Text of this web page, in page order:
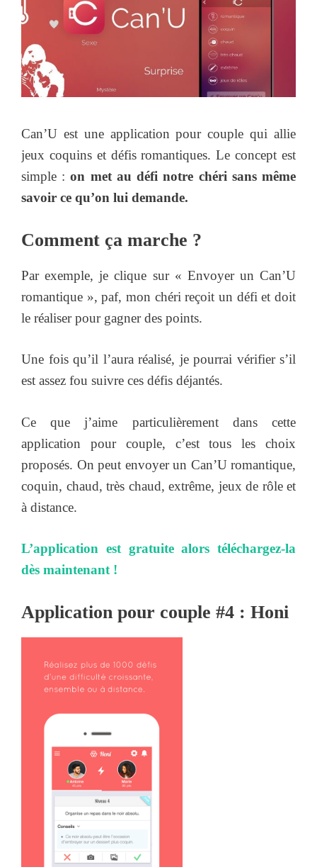
Can’U est une application pour couple qui allie
jeux coquins et défis romantiques. Le concept est
simple :on met au défi notre chéri sans même
savoir ce qu’on lui demande.
Comment ça marche ?
Par exemple, je clique sur « Envoyer un Can’U
romantique », paf, mon chéri reçoit un défi et doit
le réaliser pour gagner des points.
Une fois qu’il l’aura réalisé, je pourrai vérifier s’il
est assez fou suivre ces défis déjantés.
Ce que j’aime particulièrement dans cette
application pour couple, c’est tous les choix
proposés. On peut envoyer un Can’U romantique,
coquin, chaud, très chaud, extrême, jeux de rôle et
à distance.
L’application est gratuite alors téléchargez-la
dès maintenant !
Application pour couple #4 : Honi